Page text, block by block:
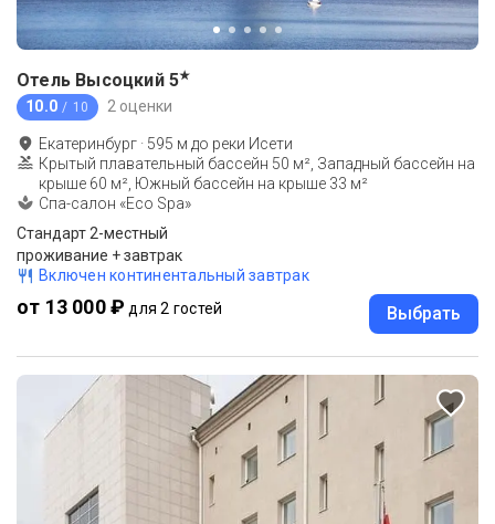
Отель Высоцкий 5★
10.0 / 10 2 оценки
Екатеринбург · 595 м до реки Исети
Крытый плавательный бассейн 50 м², Западный бассейн на
крыше 60 м², Южный бассейн на крыше 33 м²
Спа-салон «Eco Spa»
Стандарт 2-местный
проживание + завтрак
Включен континентальный завтрак
от 13 000 ₽ для 2 гостей Выбрать